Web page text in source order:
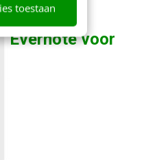
toestaan
Evernote voor